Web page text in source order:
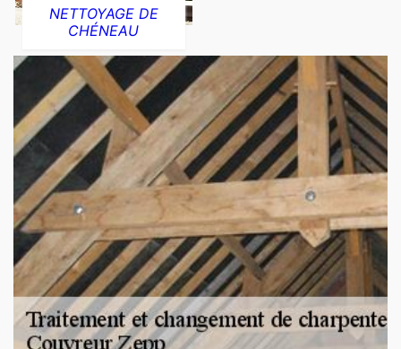
NETTOYAGE DE
CHÉNEAU